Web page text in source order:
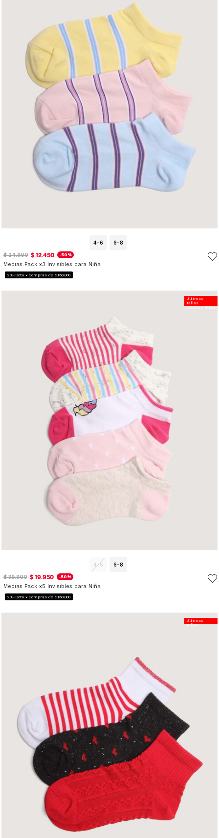
4-6 6-8
$ 24.900 $ 12.450 -50%
Medias Pack x3 Invisibles para Niña
20%Dcto x Compras de $160.000
4-6 6-8
Últimas
Tallas
20%Dcto Extra
$ 39.900 $ 19.950 -50%
Medias Pack x5 Invisibles para Niña
20%Dcto x Compras de $160.000
Últimas
Tallas